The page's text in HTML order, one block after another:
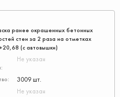
ранее окрашенных бетонных
стен за 2 раза на отметках
(с автовышки)
Не указан
3009 шт.
Не указан